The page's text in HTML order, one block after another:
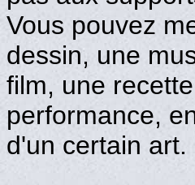
Vous pouvez
dessin, une
film, une
performance,
d'un certain art.